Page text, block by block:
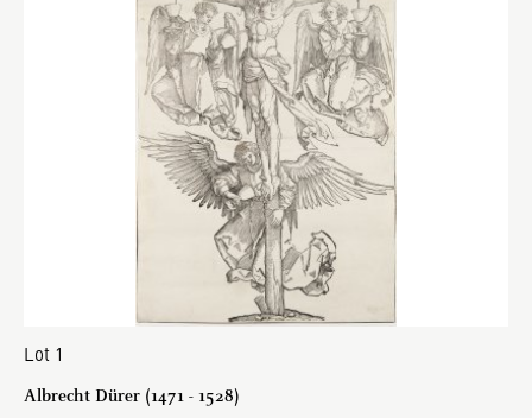
Lot 1
Albrecht Dürer (1471 - 1528)